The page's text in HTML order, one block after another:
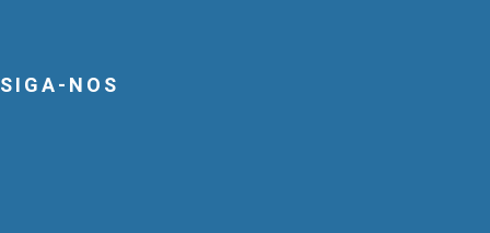
SIGA-NOS